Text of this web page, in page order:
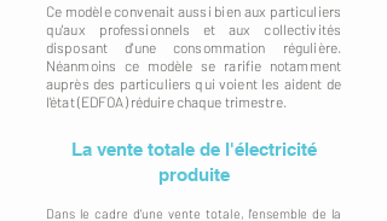
Ce modèle convenait aussi bien aux particuliers
qu'aux professionnels et aux collectivités
disposant d'une consommation régulière.
Néanmoins ce modèle se rarifie notamment
auprès des particuliers qui voient les aident de
l'état (EDFOA) réduire chaque trimestre.
La vente totale de l'électricité
produite
Dans le cadre d'une vente totale, l'ensemble de la